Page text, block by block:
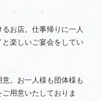
お店。仕事帰りに一人
楽しいご宴会をしてい
。お一人様も団体様も
用意いたしておりま